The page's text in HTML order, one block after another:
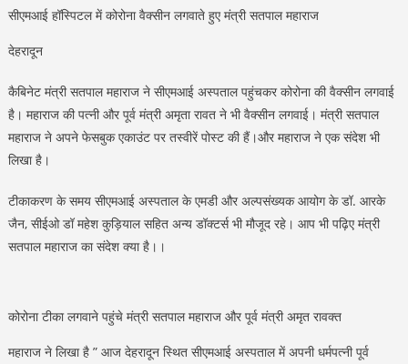
सीएमआई हॉस्पिटल में कोरोना वैक्सीन लगवाते हुए मंत्री सतपाल महाराज
देहरादून
कैबिनेट मंत्री सतपाल महाराज ने सीएमआई अस्पताल पहुंचकर कोरोना की वैक्सीन लगवाई
है। महाराज की पत्नी और पूर्व मंत्री अमृता रावत ने भी वैक्सीन लगवाई। मंत्री सतपाल
महाराज ने अपने फेसबुक एकाउंट पर तस्वीरें पोस्ट की हैं।और महाराज ने एक संदेश भी
लिखा है।
टीकाकरण के समय सीएमआई अस्पताल के एमडी और अल्पसंख्यक आयोग के डॉ. आरके
जैन, सीईओ डॉ महेश कुड़ियाल सहित अन्य डॉक्टर्स भी मौजूद रहे। आप भी पढ़िए मंत्री
सतपाल महाराज का संदेश क्या है।।
कोरोना टीका लगवाने पहुंचे मंत्री सतपाल महाराज और पूर्व मंत्री अमृत रावक्त
महाराज ने लिखा है ” आज देहरादून स्थित सीएमआई अस्पताल में अपनी धर्मपत्नी पूर्व